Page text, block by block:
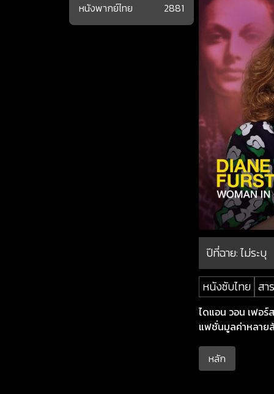
ปีที่ฉาย:ไม่ระบุ
หนังซับไทย สา
ไดแอน วอน เฟอร์
แฟชั่นมูลค่าหลาย
หลัก
หนังพากย์ไทย
2881